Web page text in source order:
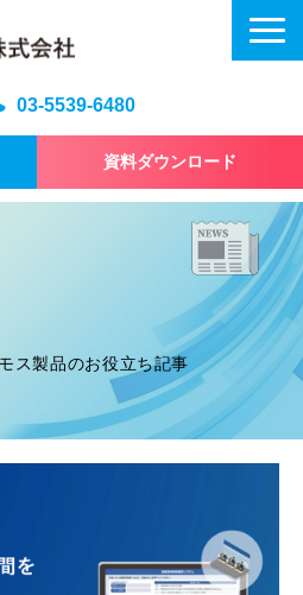
03-5539-6480
資料ダウンロード
ある質問
問い合わせ
ス製品のお役立ち記事